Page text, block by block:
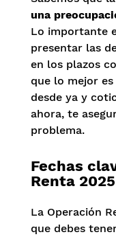
una
Lo importante
presentar las
en los plazos
que lo mejor
desde ya y
ahora, te
problema.
Fechas
Renta 2025
La Operación
que debes